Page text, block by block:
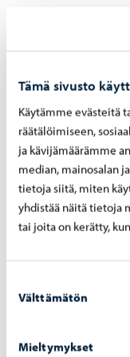
Tämä sivusto
Käytämme evästeitä
räätälöimiseen,
ja kävijämäärämme
median, mainosalan
tietoja siitä, miten
yhdistää näitä tietoja
tai joita on kerätty,
valinta
Välttämätön
Mieltymykset
Kaupunki
jat­ku­vat